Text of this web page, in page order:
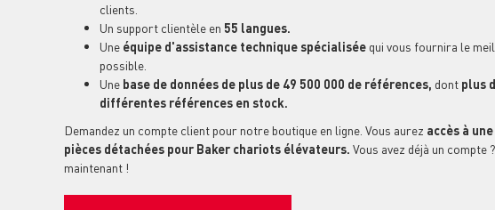
clients.
Un support clientèle en 55 langues.
Une équipe d'assistance technique spécialisée qui vous fournira le
possible.
Une base de données de plus de 49 500 000 de références, dont plus
différentes références en stock.
Demandez un compte client pour notre boutique en ligne. Vous aurez accès à
pièces détachées pour Baker chariots élévateurs. Vous avez déjà un compte
maintenant !